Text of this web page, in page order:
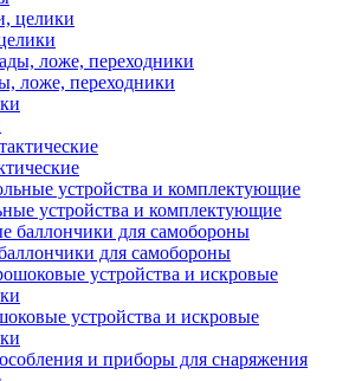
ложе, переходники
устройства и комплектующие
для самобороны
устройства и искровые